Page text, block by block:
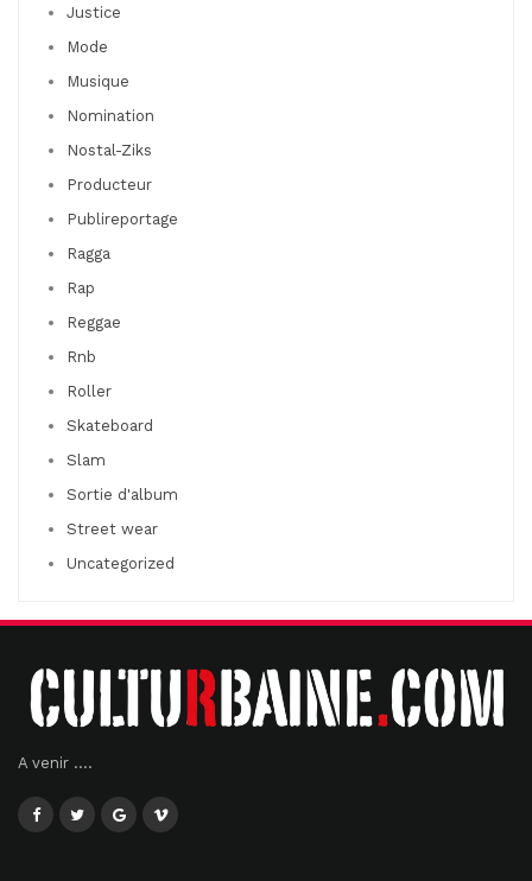
Justice
Mode
Musique
Nomination
Nostal-Ziks
Producteur
Publireportage
Ragga
Rap
Reggae
Rnb
Roller
Skateboard
Slam
Sortie d'album
Street wear
Uncategorized
A venir ....